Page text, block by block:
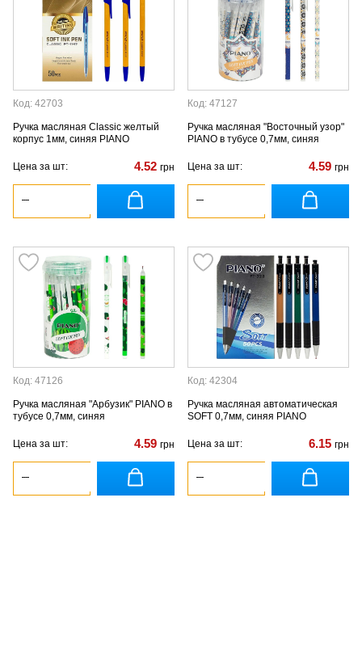
Код: 42703
Ручка масляная Classic желтый
корпус 1мм, синяя PIANO
Цена за шт: 4.52 грн
Код: 47127
Ручка масляная "Восточный узор"
PIANO в тубусе 0,7мм, синяя
Цена за шт: 4.59 грн
Код: 47126
Ручка масляная "Арбузик" PIANO в
тубусе 0,7мм, синяя
Цена за шт: 4.59 грн
Код: 42304
Ручка масляная автоматическая
SOFT 0,7мм, синяя PIANO
Цена за шт: 6.15 грн